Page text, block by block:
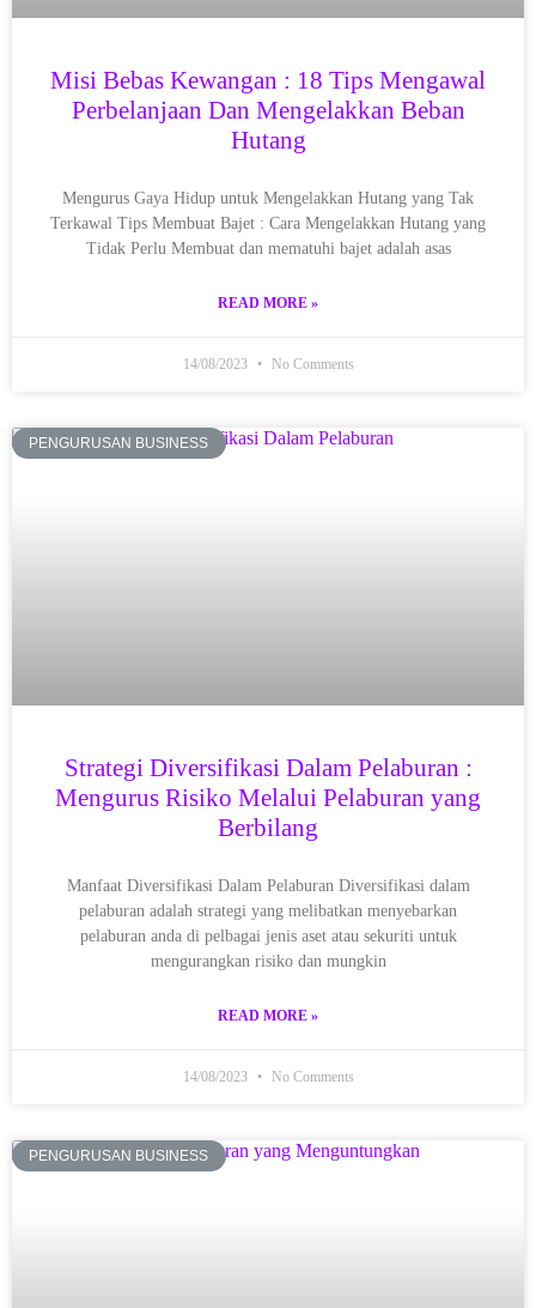
Misi Bebas Kewangan : 18 Tips Mengawal
Perbelanjaan Dan Mengelakkan Beban
Hutang
Mengurus Gaya Hidup untuk Mengelakkan Hutang yang Tak
Terkawal Tips Membuat Bajet : Cara Mengelakkan Hutang yang
Tidak Perlu Membuat dan mematuhi bajet adalah asas
READ MORE »
14/08/2023 No Comments
PENGURUSAN BUSINESS
Strategi Diversifikasi Dalam Pelaburan :
Mengurus Risiko Melalui Pelaburan yang
Berbilang
Manfaat Diversifikasi Dalam Pelaburan Diversifikasi dalam
pelaburan adalah strategi yang melibatkan menyebarkan
pelaburan anda di pelbagai jenis aset atau sekuriti untuk
mengurangkan risiko dan mungkin
READ MORE »
14/08/2023 No Comments
PENGURUSAN BUSINESS